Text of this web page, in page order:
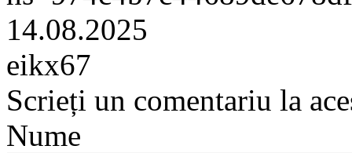
14.08.2025
eikx67
Scrieți un comentariu la
Nume